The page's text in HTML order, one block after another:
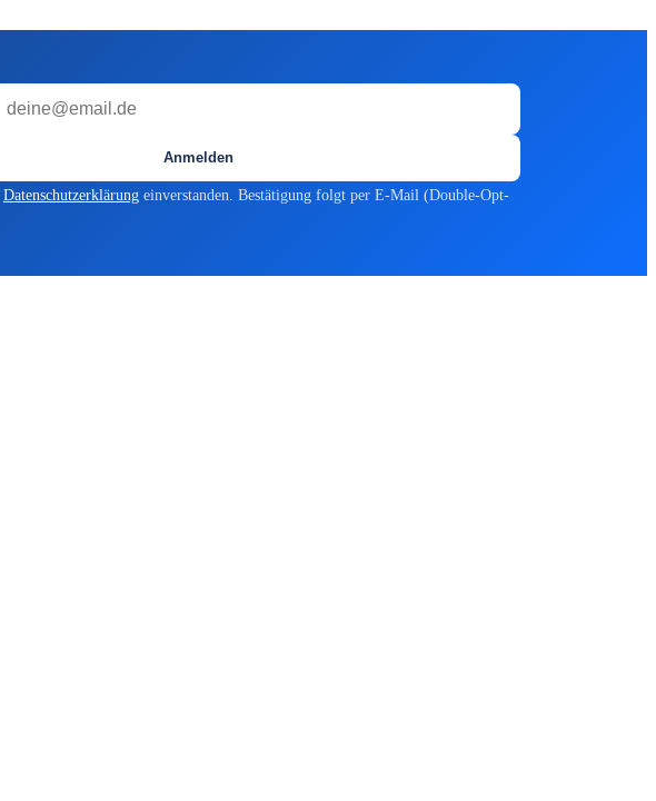
Anmelden
Datenschutzerklärungeinverstanden. Bestätigung folgt per E-Mail (Double-Opt-